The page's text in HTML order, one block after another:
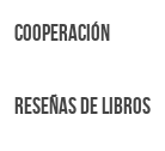
Cooperación
Reseñas de libros